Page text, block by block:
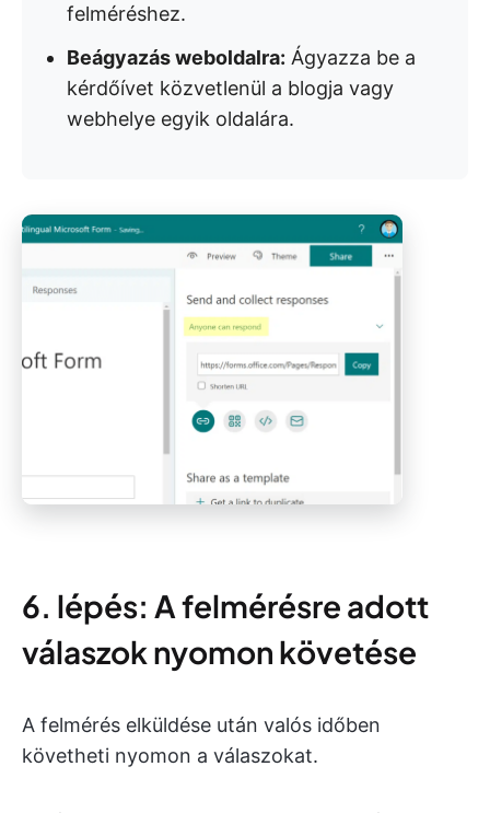
felméréshez.
Beágyazás weboldalra: Ágyazza be a
kérdőívet közvetlenül a blogja vagy
webhelye egyik oldalára.
6. lépés: A felmérésre adott
válaszok nyomon követése
A felmérés elküldése után valós időben
követheti nyomon a válaszokat.